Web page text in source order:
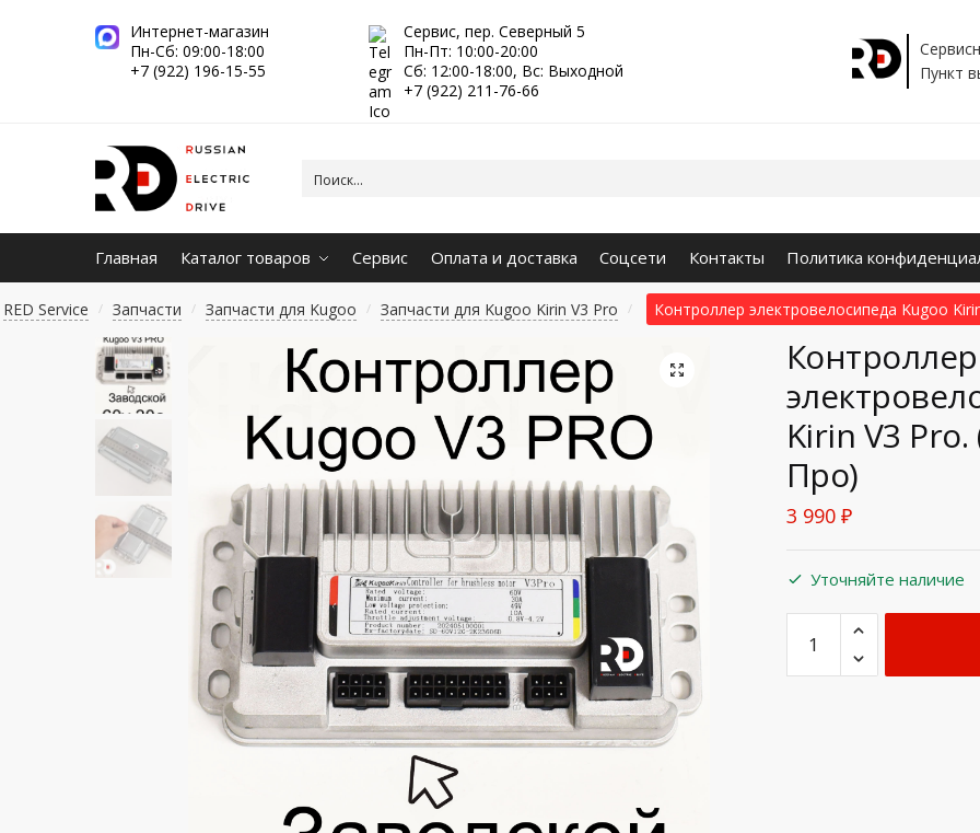
Интернет-магазин
Пн-Сб: 09:00-18:00
+7 (922) 196-15-55
Сервис, пер. Северный 5
Пн-Пт: 10:00-20:00
Сб: 12:00-18:00, Вс: Выходной
+7 (922) 211-76-66
Пункт
Главная Каталог товаров Сервис Оплата и доставка Соцсети Контакты Политика
RED Service / Запчасти / Запчасти для Kugoo / Запчасти для Kugoo Kirin V3 Pro / Контроллер электровелосипеда Kugoo
🔍
Контроллер
Kirin V3
Про)
3 990 ₽
Уточняйте наличие